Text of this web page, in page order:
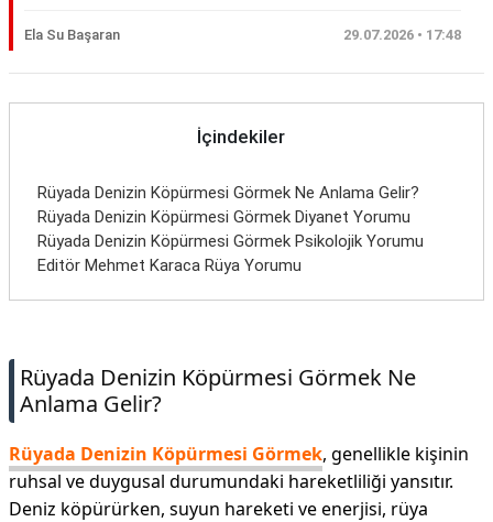
Ela Su Başaran 29.07.2026 • 17:48
İçindekiler
Rüyada Denizin Köpürmesi Görmek Ne Anlama Gelir?
Rüyada Denizin Köpürmesi Görmek Diyanet Yorumu
Rüyada Denizin Köpürmesi Görmek Psikolojik Yorumu
Editör Mehmet Karaca Rüya Yorumu
Rüyada Denizin Köpürmesi Görmek Ne
Anlama Gelir?
Rüyada Denizin Köpürmesi Görmek, genellikle kişinin
ruhsal ve duygusal durumundaki hareketliliği yansıtır.
Deniz köpürürken, suyun hareketi ve enerjisi, rüya